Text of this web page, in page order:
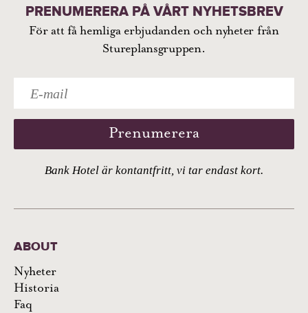
PRENUMERERA PÅ VÅRT NYHETSBREV
För att få hemliga erbjudanden och nyheter från
Stureplansgruppen.
Prenumerera
Bank Hotel är kontantfritt, vi tar endast kort.
ABOUT
Nyheter
Historia
Faq